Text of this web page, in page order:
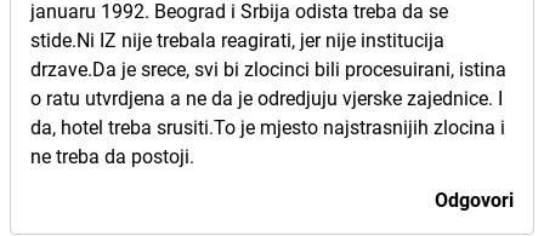
januaru 1992. Beograd i Srbija odista treba da se
stide.Ni IZ nije trebala reagirati, jer nije institucija
drzave.Da je srece, svi bi zlocinci bili procesuirani, istina
o ratu utvrdjena a ne da je odredjuju vjerske zajednice. I
da, hotel treba srusiti.To je mjesto najstrasnijih zlocina i
ne treba da postoji.
Odgovori